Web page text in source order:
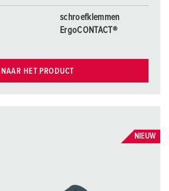
schroefklemmen
ErgoCONTACT®
NAAR HET PRODUCT
NIEUW